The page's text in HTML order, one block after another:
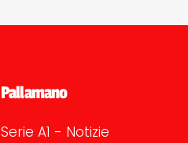
Pallamano
Serie A1 - Notizie